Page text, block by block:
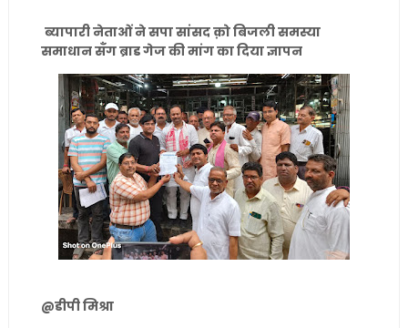
ब्यापारी नेताओं ने सपा सांसद क़ो बिजली समस्या
समाधान सँग ब्राड गेज की मांग का दिया ज्ञापन
@डीपी मिश्रा